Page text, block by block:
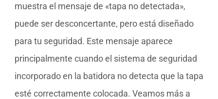
muestra el mensaje de «tapa no detectada»,
puede ser desconcertante, pero está diseñado
para tu seguridad. Este mensaje aparece
principalmente cuando el sistema de seguridad
incorporado en la batidora no detecta que la tapa
esté correctamente colocada. Veamos más a